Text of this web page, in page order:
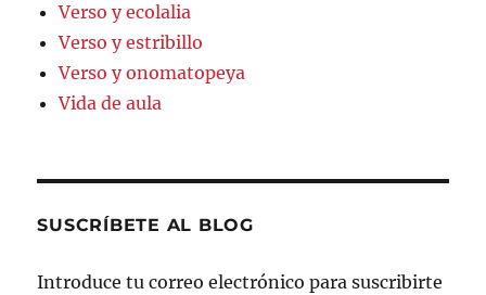
Verso y ecolalia
Verso y estribillo
Verso y onomatopeya
Vida de aula
SUSCRÍBETE AL BLOG
Introduce tu correo electrónico para suscribirte